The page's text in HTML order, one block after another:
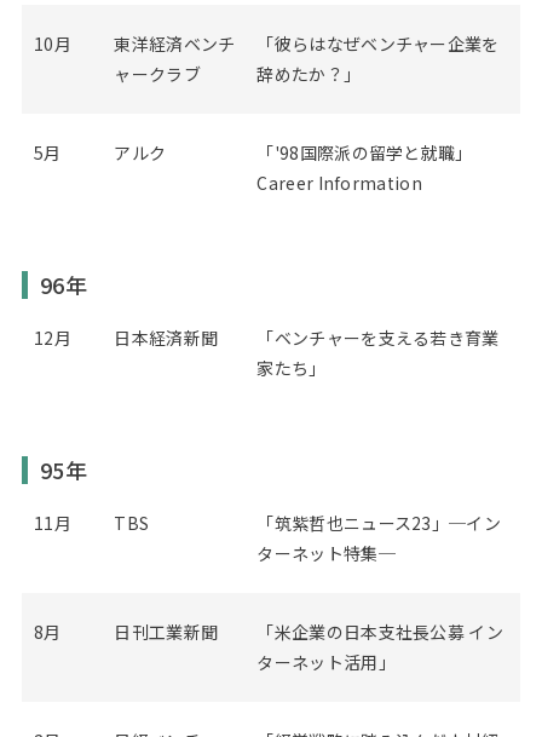
10月
東洋経済ベンチ
ャークラブ
「彼らはなぜベンチャー企業を
辞めたか？」
5月 アルク
「'98国際派の留学と就職」
Career Information
96年
12月 日本経済新聞
「ベンチャーを支える若き育業
家たち」
95年
11月 TBS
「筑紫哲也ニュース23」─イン
ターネット特集─
8月 日刊工業新聞
「米企業の日本支社長公募 イン
ターネット活用」